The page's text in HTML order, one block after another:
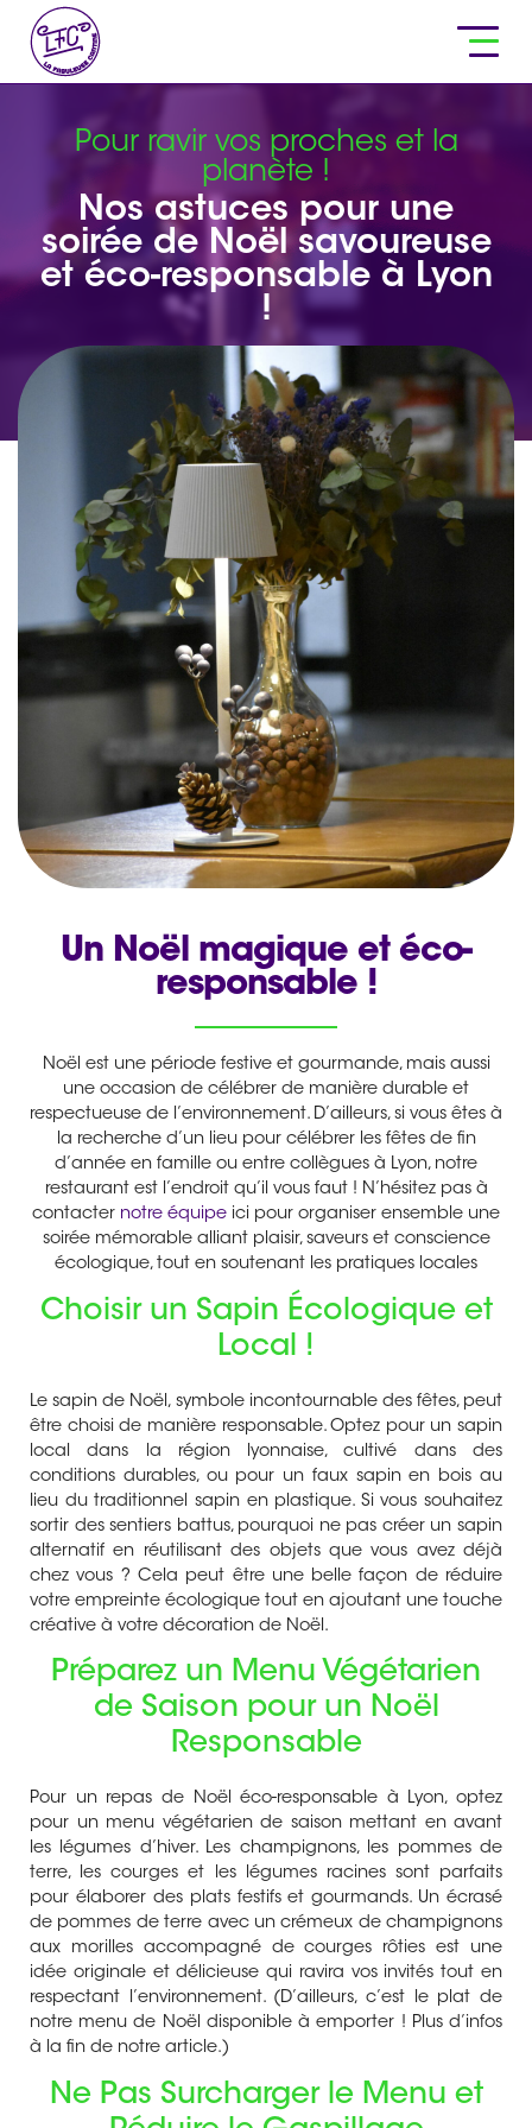
Pour ravir vos proches et la
planète !
Nos astuces pour une
soirée de Noël savoureuse
et éco-responsable à Lyon
!
Un Noël magique et éco-
responsable !
Noël est une période festive et gourmande, mais aussi
une occasion de célébrer de manière durable et
respectueuse de l’environnement. D’ailleurs, si vous êtes à
la recherche d’un lieu pour célébrer les fêtes de fin
d’année en famille ou entre collègues à Lyon, notre
restaurant est l’endroit qu’il vous faut ! N’hésitez pas à
contacter notre équipe ici pour organiser ensemble une
soirée mémorable alliant plaisir, saveurs et conscience
écologique, tout en soutenant les pratiques locales
Choisir un Sapin Écologique et
Local !
Le sapin de Noël, symbole incontournable des fêtes, peut
être choisi de manière responsable. Optez pour un sapin
local
dans la région lyonnaise, cultivé dans des
conditions durables, ou pour un faux sapin en bois au
lieu du traditionnel sapin en plastique. Si vous souhaitez
sortir des sentiers battus, pourquoi ne pas créer un sapin
alternatif en réutilisant des objets que vous avez déjà
chez vous ? Cela peut être une belle façon de réduire
votre empreinte écologique tout en ajoutant une touche
créative à votre décoration de Noël.
Préparez un Menu Végétarien
de Saison pour un Noël
Responsable
Pour un repas de Noël éco-responsable à Lyon, optez
pour un menu végétarien de saison mettant en avant
les légumes d’hiver. Les champignons, les pommes de
terre, les courges et les légumes racines sont parfaits
pour élaborer des plats festifs et gourmands. Un écrasé
de pommes de terre avec un crémeux de champignons
aux morilles accompagné de courges rôties est une
idée originale et délicieuse qui ravira vos invités tout en
respectant l’environnement. (D’ailleurs, c’est le plat de
notre menu de Noël disponible à emporter ! Plus d’infos
à la fin de notre article.)
Ne Pas Surcharger le Menu et